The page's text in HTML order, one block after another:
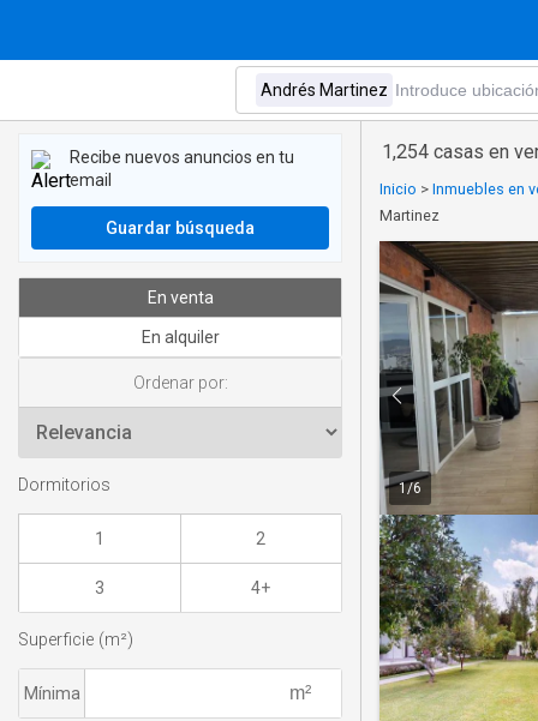
1,254 casas en
Inicio > Inmuebles en
Martinez
1/6
Recibe nuevos anuncios en tu
email
Guardar búsqueda
En venta
En alquiler
Ordenar por:
Dormitorios
1 2
3 4+
Superficie (m²)
Mínima